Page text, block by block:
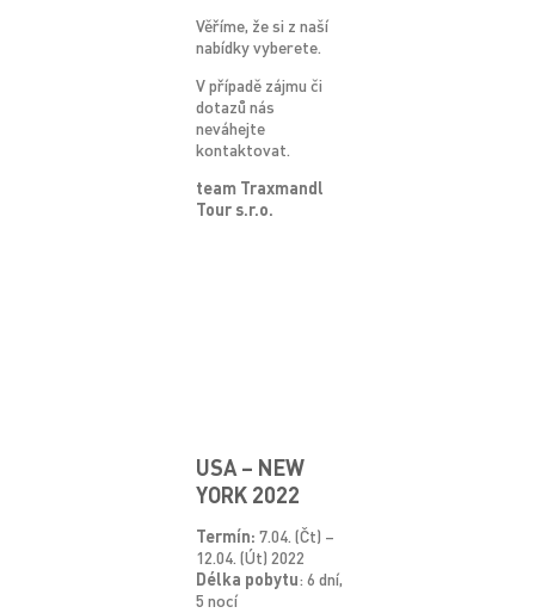
Věříme, že si z naší
nabídky vyberete.
V případě zájmu či
dotazů nás
neváhejte
kontaktovat.
team Traxmandl
Tour s.r.o.
USA – NEW
YORK 2022
Termín: 7.04. (Čt) –
12.04. (Út) 2022
Délka pobytu: 6 dní,
5 nocí